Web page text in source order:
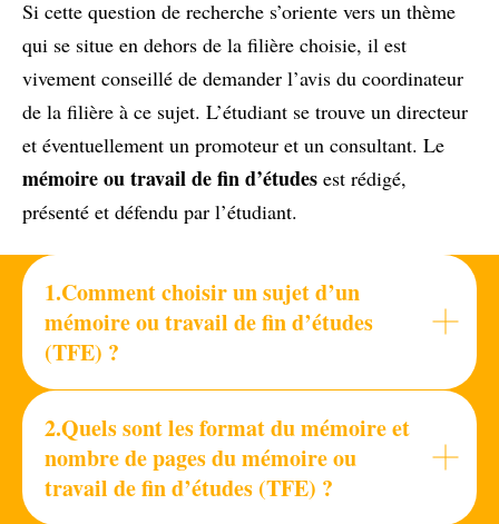
Si cette question de recherche s’oriente vers un thème
qui se situe en dehors de la filière choisie, il est
vivement conseillé de demander l’avis du coordinateur
de la filière à ce sujet. L’étudiant se trouve un directeur
et éventuellement un promoteur et un consultant. Le
mémoire ou travail de fin d’études est rédigé,
présenté et défendu par l’étudiant.
1.Comment choisir un sujet d’un
mémoire ou travail de fin d’études
(TFE) ?
2.Quels sont les format du mémoire et
nombre de pages du mémoire ou
travail de fin d’études (TFE) ?